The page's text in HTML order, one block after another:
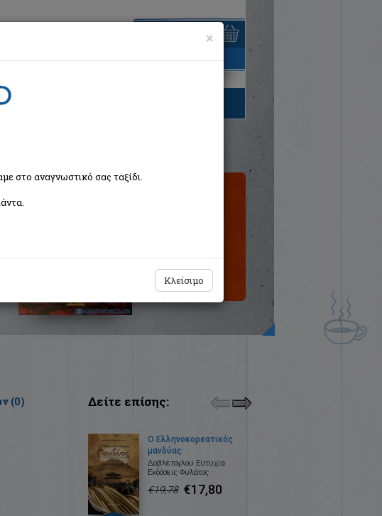
είναι άδειο
(0) Δείτε επίσης:
Ο Ελληνοκορεατικός
μανδύας
Δοβλέτογλου Ευτυχία
Εκδόσεις Φυλάτος
€19,78 €17,80
×
στο αναγνωστικό σας ταξίδι.
Κλείσιμο